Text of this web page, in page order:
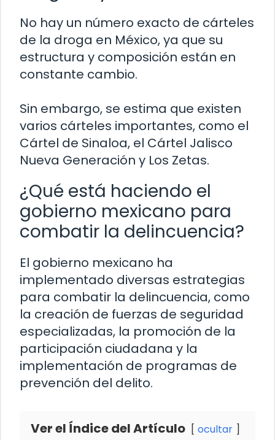
No hay un número exacto de cárteles
de la droga en México, ya que su
estructura y composición están en
constante cambio.
Sin embargo, se estima que existen
varios cárteles importantes, como el
Cártel de Sinaloa, el Cártel Jalisco
Nueva Generación y Los Zetas.
¿Qué está haciendo el
gobierno mexicano para
combatir la delincuencia?
El gobierno mexicano ha
implementado diversas estrategias
para combatir la delincuencia, como
la creación de fuerzas de seguridad
especializadas, la promoción de la
participación ciudadana y la
implementación de programas de
prevención del delito.
Ver el Índice del Artículo ocultar